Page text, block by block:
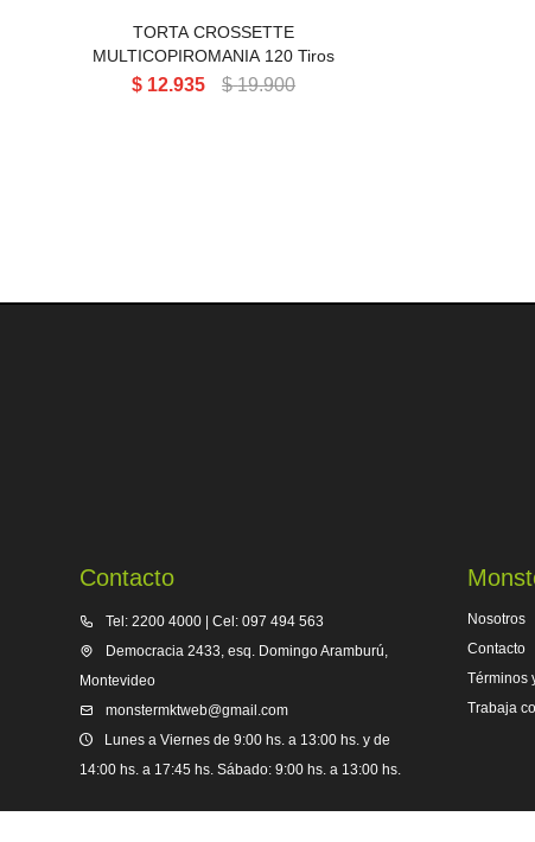
TORTA CROSSETTE
MULTICOPIROMANIA 120 Tiros
$ 12.935 $ 19.900
Contacto
Tel: 2200 4000 | Cel: 097 494 563
Democracia 2433, esq. Domingo Aramburú,
Montevideo
monstermktweb@gmail.com
Lunes a Viernes de 9:00 hs. a 13:00 hs. y de
14:00 hs. a 17:45 hs. Sábado: 9:00 hs. a 13:00 hs.
Nosotros
Contacto
Términos
Trabaja